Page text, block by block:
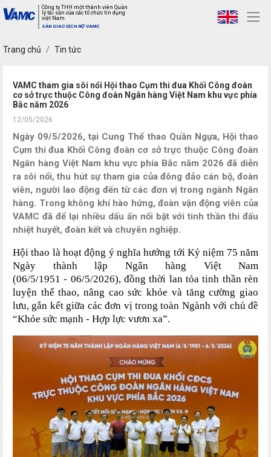
Công ty THH một thành viên Quản
lý tài sản của các tổ chức tín dụng
việt Nam
SÀN GIAO DỊCH NỢ VAMC
Trang chủ Tin tức
VAMC tham gia sôi nổi Hội thao Cụm thi đua Khối Công đoàn
cơ sở trực thuộc Công đoàn Ngân hàng Việt Nam khu vực phía
Bắc năm 2026
12/05/2026
Ngày 09/5/2026, tại Cung Thể thao Quần Ngựa, Hội thao
Cụm thi đua Khối Công đoàn cơ sở trực thuộc Công đoàn
Ngân hàng Việt Nam khu vực phía Bắc năm 2026 đã diễn
ra sôi nổi, thu hút sự tham gia của đông đảo cán bộ, đoàn
viên, người lao động đến từ các đơn vị trong ngành Ngân
hàng. Trong không khí hào hứng, đoàn vận động viên của
VAMC đã để lại nhiều dấu ấn nổi bật với tinh thần thi đấu
nhiệt huyết, đoàn kết và chuyên nghiệp.
Hội thao là hoạt động ý nghĩa hướng tới Kỷ niệm 75 năm
Ngày thành lập Ngân hàng Việt Nam
(06/5/1951- 06/5/2026), đồng thời lan tỏa tinh thần rèn
luyện thể thao, nâng cao sức khỏe và tăng cường giao
lưu, gắn kết giữa các đơn vị trong toàn Ngành với chủ đề
“Khỏe sức mạnh - Hợp lực vươn xa”.